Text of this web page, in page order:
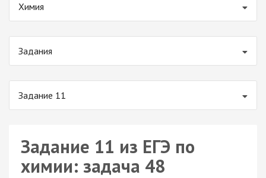
Химия
Задания
Задание 11
Задание 11 из ЕГЭ по
химии: задача 48